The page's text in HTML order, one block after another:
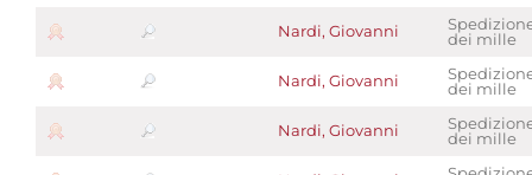
Nardi, Giovanni
dei mille
Nardi, Giovanni
dei mille
Nardi, Giovanni
dei mille